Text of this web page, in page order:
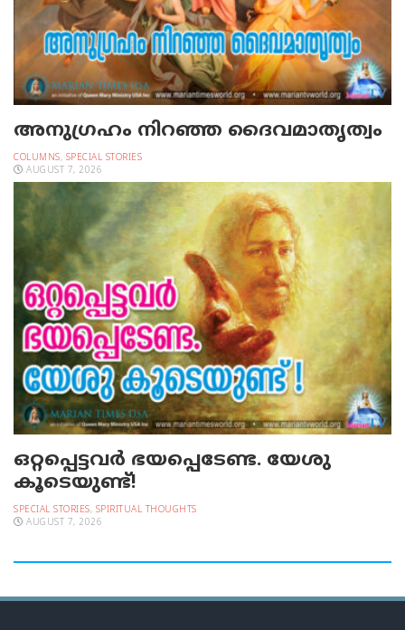
അനുഗ്രഹം നിറഞ്ഞ ദൈവമാതൃത്വം
COLUMNS, SPECIAL STORIES
AUGUST 7, 2026
ഒറ്റപ്പെട്ടവര്‍ ഭയപ്പെടേണ്ട. യേശു
കൂടെയുണ്ട്!
SPECIAL STORIES, SPIRITUAL THOUGHTS
AUGUST 7, 2026